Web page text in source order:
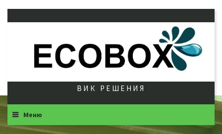
ВИК РЕШЕНИЯ
Меню